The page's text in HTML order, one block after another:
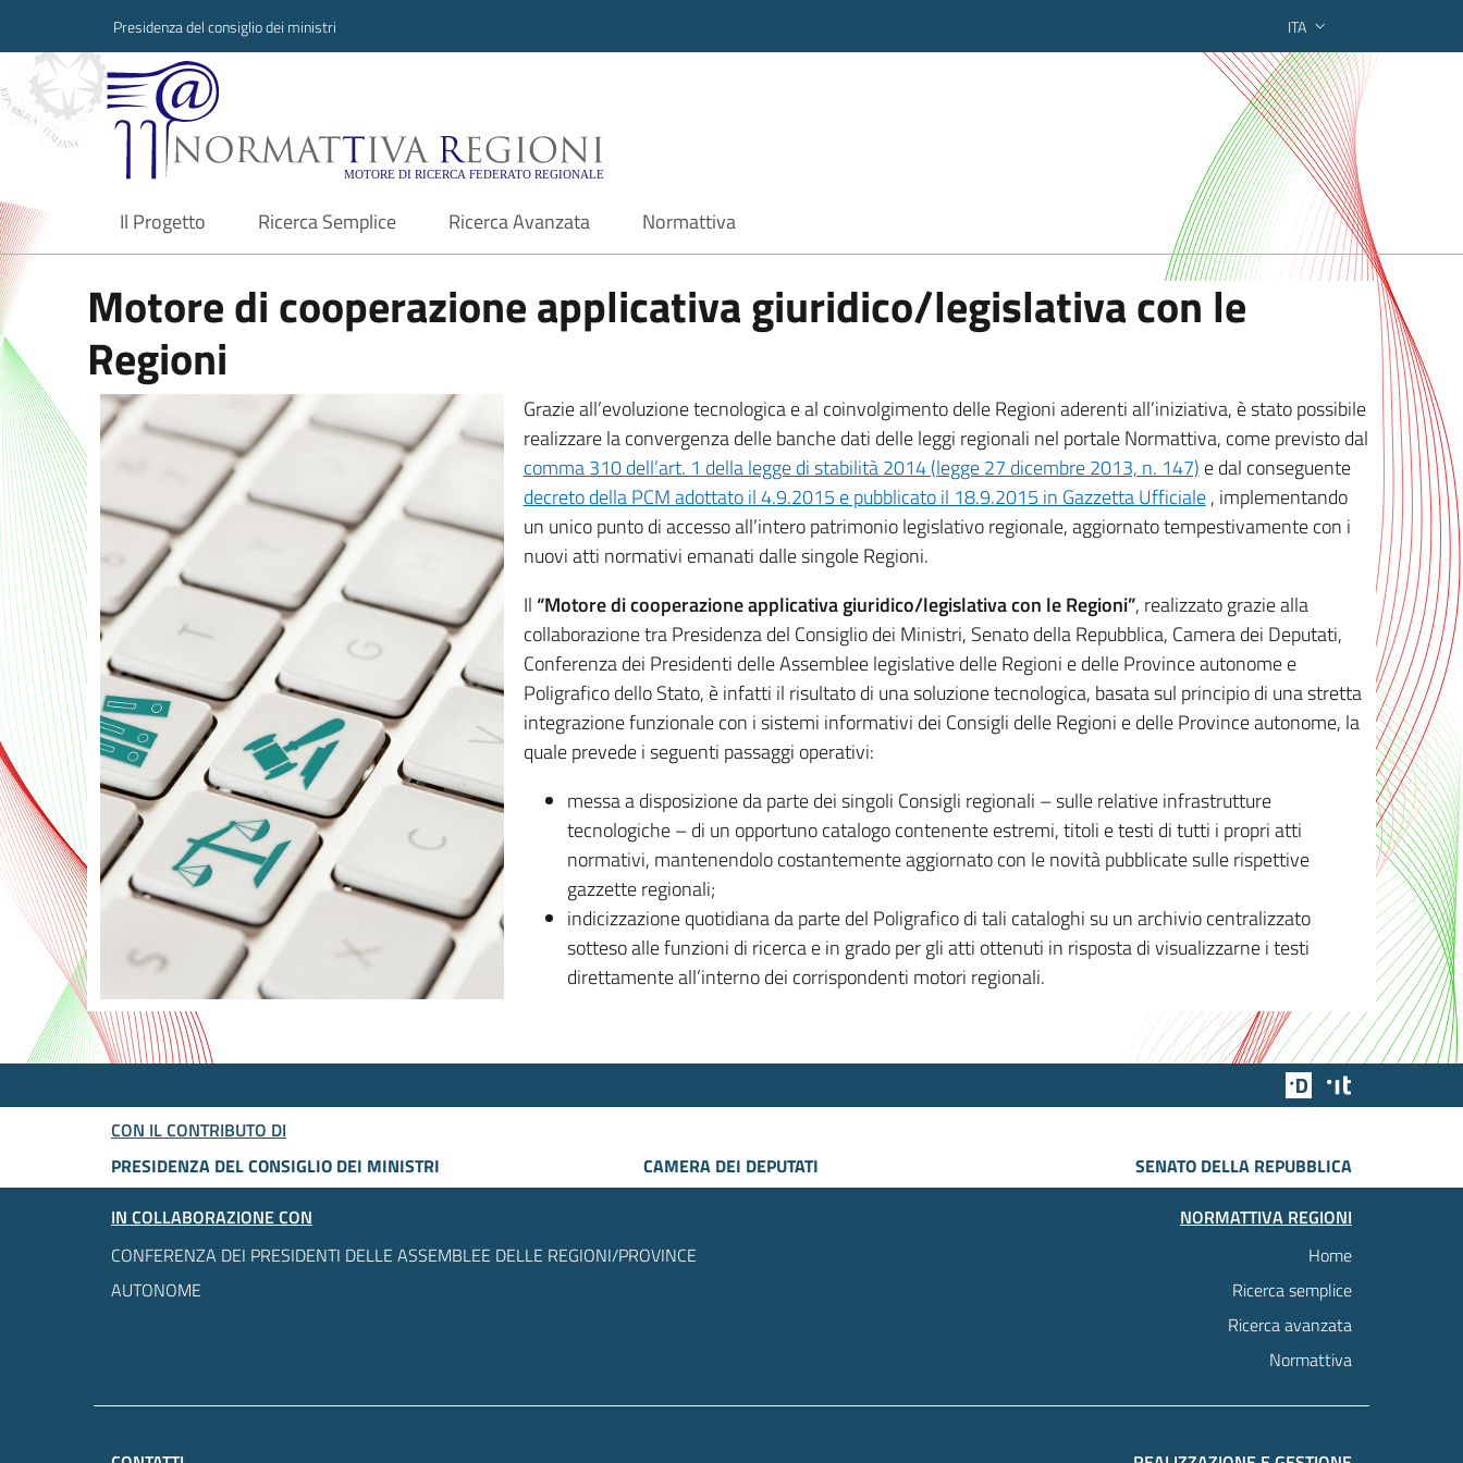
Presidenza del consiglio dei ministri ITA
Normattiva Regioni - Motore di ricerca federato regionale
Il Progetto
current Ricerca Semplice Ricerca Avanzata Normattiva
Motore di cooperazione applicativa giuridico/legislativa con le
Regioni
Grazie all’evoluzione tecnologica e al coinvolgimento delle Regioni aderenti all’iniziativa, è stato possibile
realizzare la convergenza delle banche dati delle leggi regionali nel portale Normattiva, come previsto dal
comma 310 dell’art. 1 della legge di stabilità 2014 (legge 27 dicembre 2013, n. 147) e dal conseguente
decreto della PCM adottato il 4.9.2015 e pubblicato il 18.9.2015 in Gazzetta Ufficiale, implementando
un unico punto di accesso all’intero patrimonio legislativo regionale, aggiornato tempestivamente con i
nuovi atti normativi emanati dalle singole Regioni.
Il “Motore di cooperazione applicativa giuridico/legislativa con le Regioni”, realizzato grazie alla
collaborazione tra Presidenza del Consiglio dei Ministri, Senato della Repubblica, Camera dei Deputati,
Conferenza dei Presidenti delle Assemblee legislative delle Regioni e delle Province autonome e
Poligrafico dello Stato, è infatti il risultato di una soluzione tecnologica, basata sul principio di una stretta
integrazione funzionale con i sistemi informativi dei Consigli delle Regioni e delle Province autonome, la
quale prevede i seguenti passaggi operativi:
messa a disposizione da parte dei singoli Consigli regionali – sulle relative infrastrutture
tecnologiche – di un opportuno catalogo contenente estremi, titoli e testi di tutti i propri atti
normativi, mantenendolo costantemente aggiornato con le novità pubblicate sulle rispettive
gazzette regionali;
indicizzazione quotidiana da parte del Poligrafico di tali cataloghi su un archivio centralizzato
sotteso alle funzioni di ricerca e in grado per gli atti ottenuti in risposta di visualizzarne i testi
direttamente all’interno dei corrispondenti motori regionali.
Team Digitale
CON IL CONTRIBUTO DI
PRESIDENZA DEL CONSIGLIO DEI MINISTRI
CAMERA DEI DEPUTATI
SENATO DELLA REPUBBLICA
IN COLLABORAZIONE CON
CONFERENZA DEI PRESIDENTI DELLE ASSEMBLEE DELLE REGIONI/PROVINCE
AUTONOME
NORMATTIVA REGIONI
Home
Ricerca semplice
Ricerca avanzata
Normattiva